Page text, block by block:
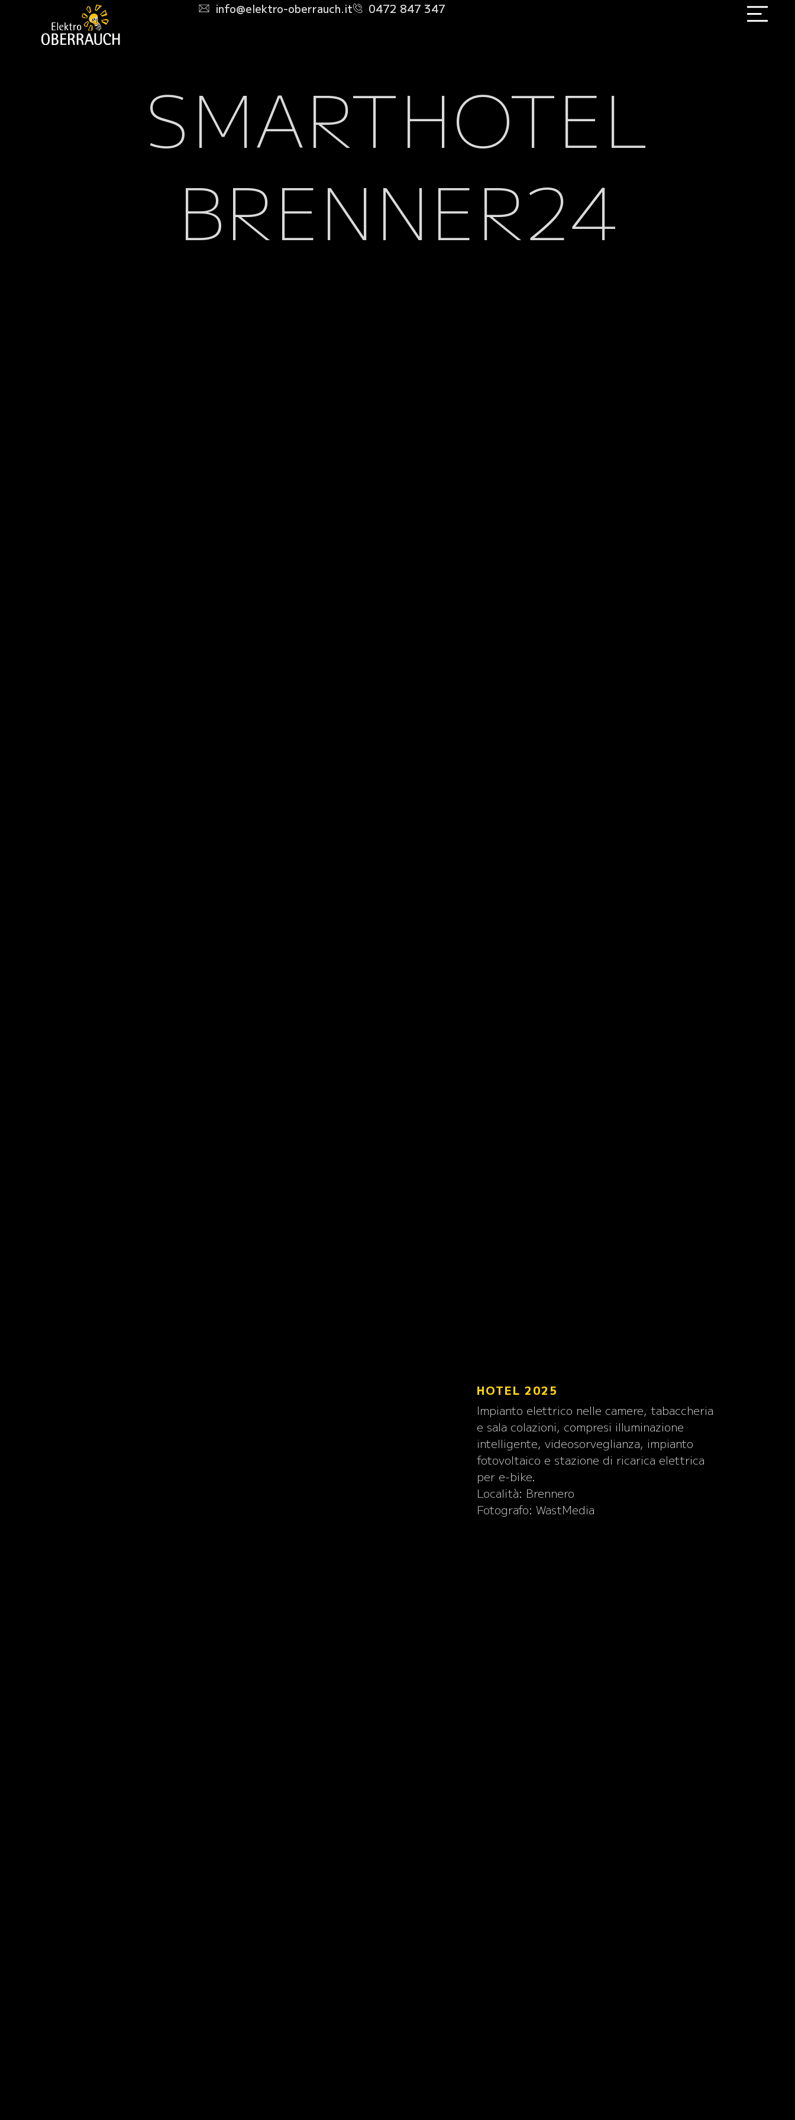
info@elektro-oberrauch.it 0472 847 347
SMARTHOTEL
BRENNER24
HOTEL 2025
Impianto elettrico nelle camere, tabaccheria
e sala colazioni, compresi illuminazione
intelligente, videosorveglianza, impianto
fotovoltaico e stazione di ricarica elettrica
per e-bike.
Località: Brennero
Fotografo: WastMedia